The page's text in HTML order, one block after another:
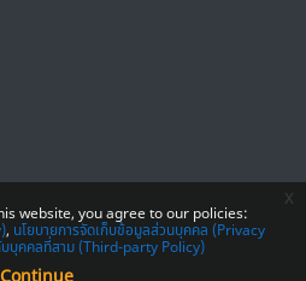
website, you agree to our policies:
นโยบายการจัดเก็บข้อมูลส่วนบุคคล (Privacy
บบุคคลที่สาม (Third-party Policy)
Continue
x